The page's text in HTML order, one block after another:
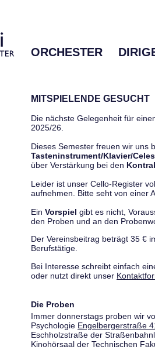
ORCHESTER
MITSPIELENDE GESUCHT
Die nächste Gelegenheit für
2025/26.
Dieses Semester freuen wir uns
Tasteninstrument/Klavier/
über Verstärkung bei den
Leider ist unser Cello-Register
aufnehmen. Bitte seht von einer
Ein Vorspiel gibt es nicht,
den Proben und an den
Der Vereinsbeitrag beträgt 35 €
Berufstätige.
Bei Interesse schreibt einfach
oder nutzt direkt unser
Die Proben
Immer donnerstags proben wir
Psychologie Engelbergerstraße
Eschholzstraße der
Kinohörsaal der Technischen